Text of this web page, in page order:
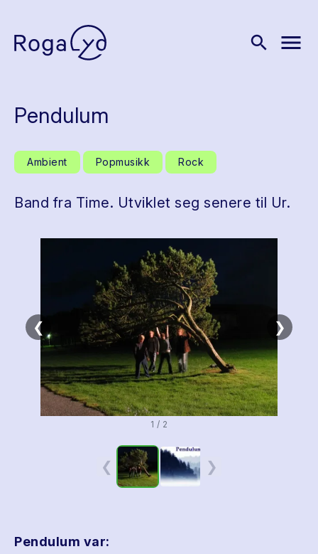
search menu
Pendulum
Ambient Popmusikk Rock
Band fra Time. Utviklet seg senere til Ur.
❮ ❯
1 / 2
❮ ❯
Pendulum var: